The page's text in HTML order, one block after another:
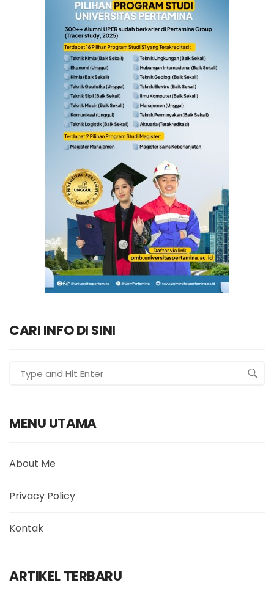
CARI INFO DI SINI
MENU UTAMA
About Me
Privacy Policy
Kontak
ARTIKEL TERBARU